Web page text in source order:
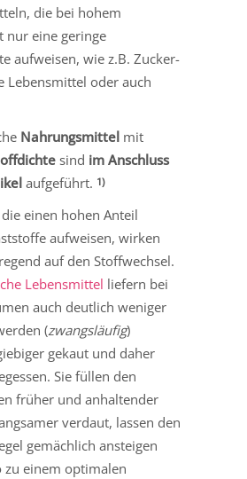
die bei hohem
nur eine geringe
aufweisen, wie z.B. Zucker-
Lebensmittel oder auch
Nahrungsmittel mit
sind im Anschluss
aufgeführt. 1)
einen hohen Anteil
aufweisen, wirken
auf den Stoffwechsel.
Lebensmittel liefern bei
auch deutlich weniger
(zwangsläufig)
gekaut und daher
Sie füllen den
früher und anhaltender
verdaut, lassen den
gemächlich ansteigen
zu einem optimalen